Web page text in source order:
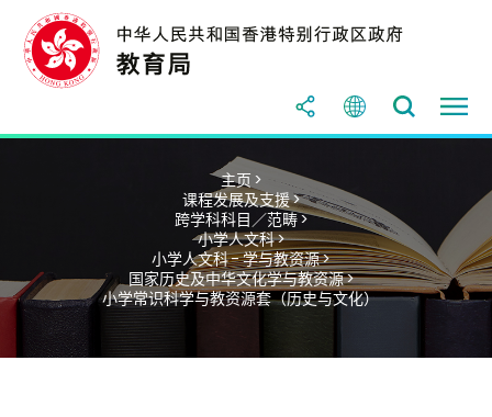
主页 >
课程发展及支援 >
跨学科科目／范畴 >
小学人文科 >
小学人文科 - 学与教资源 >
国家历史及中华文化学与教资源 >
小学常识科学与教资源套（历史与文化）